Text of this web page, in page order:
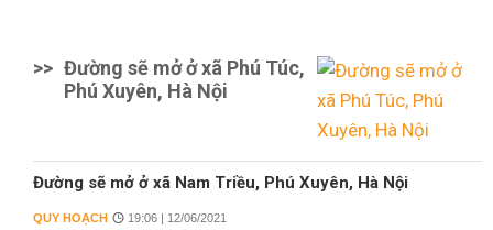
>> Đường sẽ mở ở xã Phú Túc,
Phú Xuyên, Hà Nội
Đường sẽ mở ở xã Nam Triều, Phú Xuyên, Hà Nội
QUY HOẠCH 19:06 | 12/06/2021